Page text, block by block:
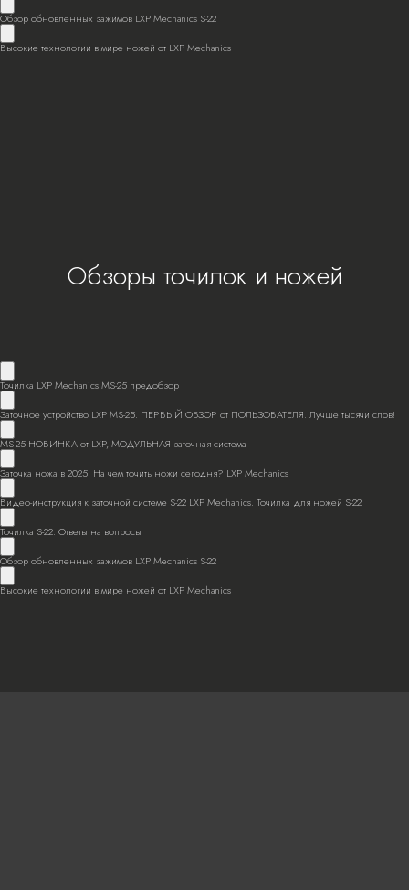
Обзор обновленных зажимов LXP Mechanics S-22
Высокие технологии в мире ножей от LXP Mechanics
Обзоры точилок и ножей
Точилка LXP Mechanics MS-25 предобзор
Заточное устройство LXP MS-25. ПЕРВЫЙ ОБЗОР от ПОЛЬЗОВАТЕЛЯ. Лучше тысячи слов!
MS-25 НОВИНКА от LXP, МОДУЛЬНАЯ заточная система
Заточка ножа в 2025. На чем точить ножи сегодня? LXP Mechanics
Видео-инструкция к заточной системе S-22 LXP Mechanics. Точилка для ножей S-22
Точилка S-22. Ответы на вопросы
Обзор обновленных зажимов LXP Mechanics S-22
Высокие технологии в мире ножей от LXP Mechanics